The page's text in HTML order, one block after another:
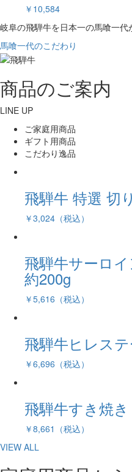
￥10,584
岐阜の飛騨牛を日本一の馬喰一代
馬喰一代のこだわり
商品のご案内
LINE UP
ご家庭用商品
ギフト用商品
こだわり逸品
飛騨牛 特選 切
￥3,024（税込）
飛騨牛サーロイ
約200g
￥5,616（税込）
飛騨牛ヒレス
￥6,696（税込）
飛騨牛すき焼
￥8,661（税込）
VIEW ALL